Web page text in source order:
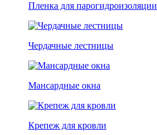
Пленка для парогидроизоляции
Чердачные лестницы
Мансардные окна
Крепеж для кровли